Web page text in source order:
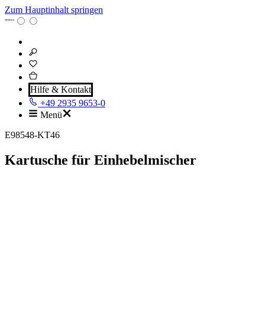
Zum Hauptinhalt springen
Hilfe & Kontakt
+49 2935 9653-0
Menü
E98548-KT46
Kartusche für Einhebelmischer